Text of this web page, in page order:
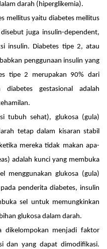
darah (hiperglikemia).
mellitus yaitu diabetes mellitus
juga insulin-dependent,
insulin. Diabetes tipe 2, atau
penggunaan insulin yang
tipe 2 merupakan 90% dari
diabetes gestasional adalah
tubuh sehat), glukosa (gula)
tetap dalam kisaran stabil
mereka tidak makan apa-
adalah kunci yang membuka
menggunakan glukosa (gula)
penderita diabetes, insulin
sel untuk memungkinkan
glukosa dalam darah.
dikelompokan menjadi faktor
dan yang dapat dimodifikasi.